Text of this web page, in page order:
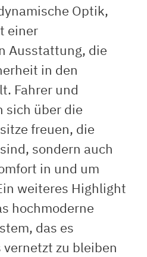
Optik,
einer
Ausstattung, die
in den
Fahrer und
sich über die
freuen, die
sondern auch
in und um
weiteres Highlight
hochmoderne
das es
zu bleiben